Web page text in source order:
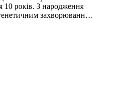
10 років. З народження
захворюванн…